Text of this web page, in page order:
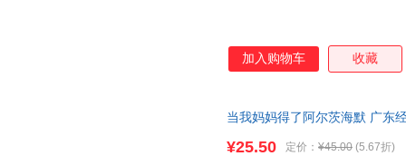
加入购物车 收藏
当我妈妈得了阿尔茨海默 广东
¥25.50 定价： ¥45.00 (5.67折)